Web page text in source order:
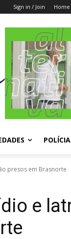
Sign in / Join Home
POLÍCIA
presos em Brasnorte
e